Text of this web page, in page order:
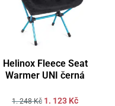
Helinox Fleece Seat
Warmer UNI černá
1. 248Kč 1. 123 Kč